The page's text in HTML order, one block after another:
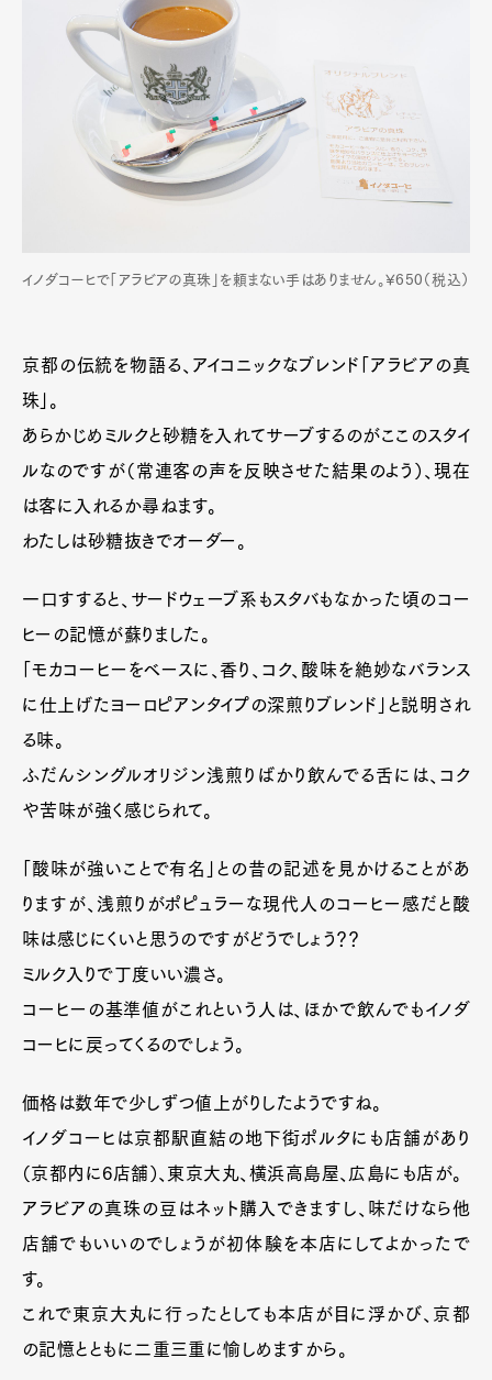
Art&DesignWatch Fashion
Gourmet
Cars
イノダコーヒで「アラビアの真珠」を頼まない手はありません。¥650（税込）
京都の伝統を物語る、アイコニックなブレンド「アラビアの真
珠」。
あらかじめミルクと砂糖を入れてサーブするのがここのスタイ
ルなのですが（常連客の声を反映させた結果のよう）、現在
は客に入れるか尋ねます。
わたしは砂糖抜きでオーダー。
一口すすると、サードウェーブ系もスタバもなかった頃のコー
ヒーの記憶が蘇りました。
「モカコーヒーをベースに、香り、コク、酸味を絶妙なバランス
に仕上げたヨーロピアンタイプの深煎りブレンド」と説明され
る味。
ふだんシングルオリジン浅煎りばかり飲んでる舌には、コク
や苦味が強く感じられて。
「酸味が強いことで有名」との昔の記述を見かけることがあ
りますが、浅煎りがポピュラーな現代人のコーヒー感だと酸
味は感じにくいと思うのですがどうでしょう？？
ミルク入りで丁度いい濃さ。
コーヒーの基準値がこれという人は、ほかで飲んでもイノダ
コーヒに戻ってくるのでしょう。
価格は数年で少しずつ値上がりしたようですね。
イノダコーヒは京都駅直結の地下街ポルタにも店舗があり
（京都内に6店舗）、東京大丸、横浜高島屋、広島にも店が。
アラビアの真珠の豆はネット購入できますし、味だけなら他
店舗でもいいのでしょうが初体験を本店にしてよかったで
す。
これで東京大丸に行ったとしても本店が目に浮かび、京都
の記憶とともに二重三重に愉しめますから。